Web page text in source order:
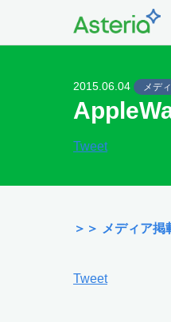
2015.06.04 メデ
Tweet
＞＞ メディア
Tweet